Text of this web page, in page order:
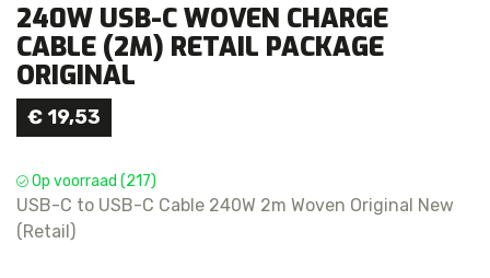
240W USB-C WOVEN CHARGE
CABLE (2M) RETAIL PACKAGE
ORIGINAL
€ 19,53
Op voorraad (217)
USB-C to USB-C Cable 240W 2m Woven Original New
(Retail)